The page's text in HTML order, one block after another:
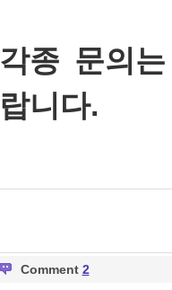
각종 문의
랍니다.
Comment 2